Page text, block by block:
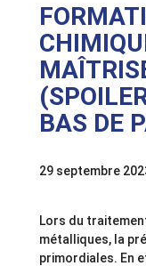
BAS DE
29 septembre
Lors du
métalliques, la
primordiales. En